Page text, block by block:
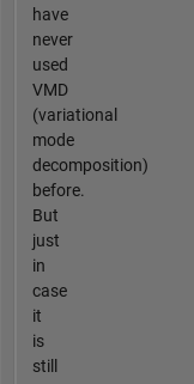
have
never
used
VMD
(variational
mode
decomposition)
before.
But
just
in
case
it
is
still